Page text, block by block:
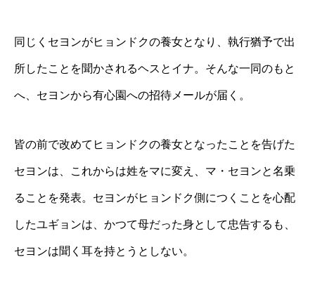
同じくセヨンがヒョンドクの養女となり、執行猶予で出
所したことを聞かされるヘスとイナ。そんな一同のもと
へ、セヨンから有心園への招待メールが届く。
皆の前で改めてヒョンドクの養女となったことを告げた
セヨンは、これからは姓をマに変え、マ・セヨンと名乗
ることを発表。セヨンがヒョンドク側につくことを心配
したユギョンは、かつて母だった身として忠告するも、
セヨンは聞く耳を持とうとしない。